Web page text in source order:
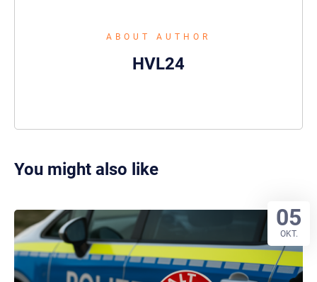
ABOUT AUTHOR
HVL24
You might also like
05
OKT.